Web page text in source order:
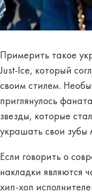
Примерить такое
Just-Ice, который
своим стилем.
приглянулось
звезды, которые
украшать свои зубы
Если говорить о
накладки являются
хип-хоп